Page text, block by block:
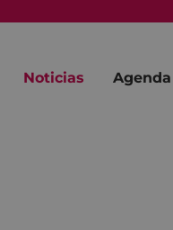
Noticias Agenda